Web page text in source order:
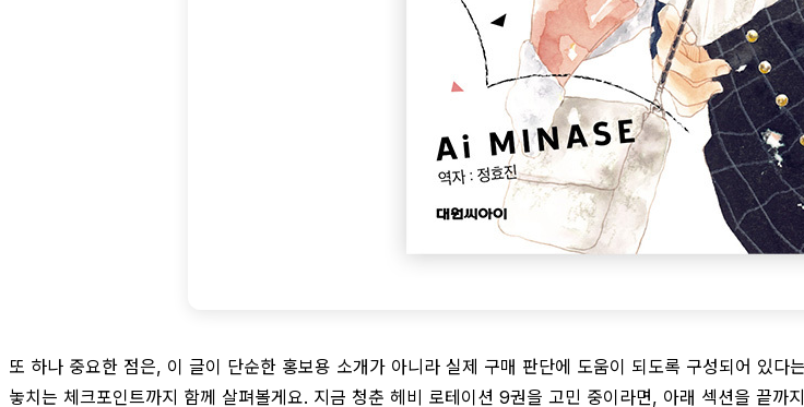
또 하나 중요한 점은, 이 글이 단순한 홍보용 소개가 아니라 실제 구매 판단에 도움이 되도록 구성되어 있
놓치는 체크포인트까지 함께 살펴볼게요. 지금 청춘 헤비 로테이션 9권을 고민 중이라면, 아래 섹션을 끝까